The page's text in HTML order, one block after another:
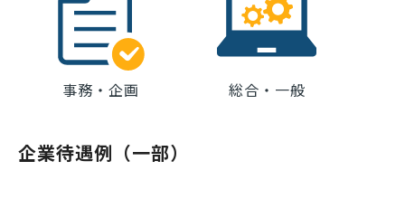
事務・企画 総合・一般
企業待遇例（一部）